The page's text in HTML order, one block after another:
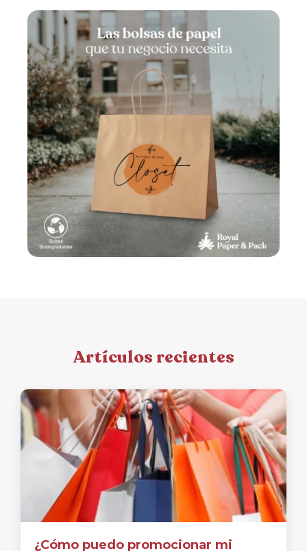
Artículos recientes
¿Cómo puedo promocionar mi